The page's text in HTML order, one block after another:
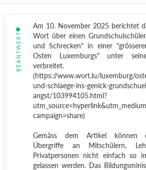
BEÄNTWERT
Am 10. November 2025 berichtet
Wort über einen
und Schrecken" in einer
Osten Luxemburgs" unter
verbreitet.
(https://www.wort.lu/luxemburg/
und-schlaege-ins-genick-
angst/103994105.html?
campaign=share)
Gemäss dem Artikel können
Übergriffe an Mitschülern,
Privatpersonen nicht einfach so
gelassen werden. Das